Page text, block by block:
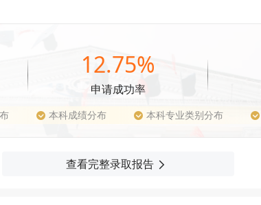
案，需用英语表达真实想法，面试官期望看到逻
沟通技巧、分析能力、商业敏感度和团队协作能力
回到中国大陆发展，1/3留港工作。就业行业分布
公司（如字节跳动、阿里巴巴）、咨询、快消及创
项目费用需学生自行承担），值得注意
化或能在一定程度上缓解学生的相关费用压力。
12.75%
申请成功率
本科成绩分布 本科专业类别分布
查看完整录取报告